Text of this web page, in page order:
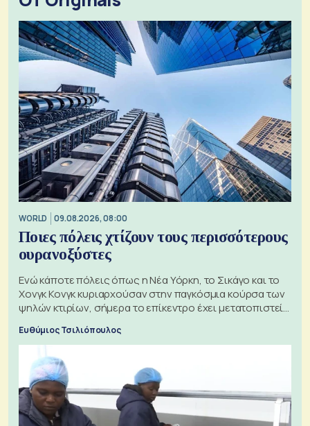
WORLD 09.08.2026, 08:00
Ποιες πόλεις χτίζουν τους περισσότερους
ουρανοξύστες
Ενώ κάποτε πόλεις όπως η Νέα Υόρκη, το Σικάγο και το
Χονγκ Κονγκ κυριαρχούσαν στην παγκόσμια κούρσα των
ψηλών κτιρίων, σήμερα το επίκεντρο έχει μετατοπιστεί
Ευθύμιος Τσιλιόπουλος